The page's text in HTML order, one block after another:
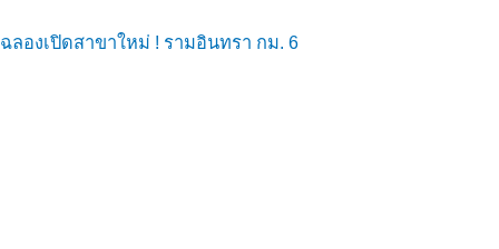
ฉลองเปิดสาขาใหม่ ! รามอินทรา กม. 6